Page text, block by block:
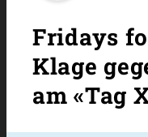
Fridays
Klage
am «Tag